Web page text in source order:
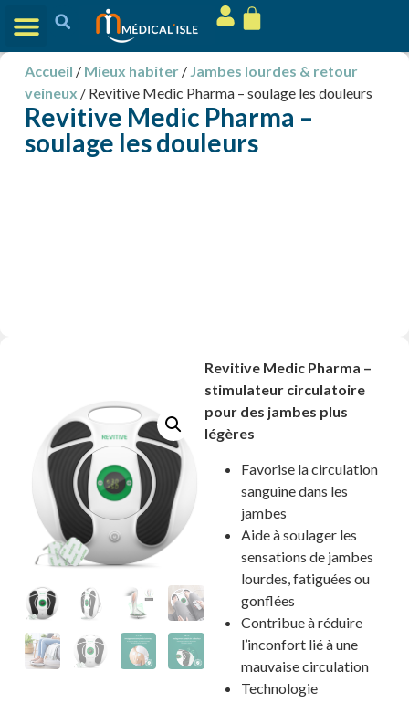
Accueil / Mieux habiter/ Jambes lourdes & retour
veineux / Revitive Medic Pharma – soulage les douleurs
Revitive Medic Pharma –
soulage les douleurs
Revitive Medic Pharma –
stimulateur circulatoire
pour des jambes plus
légères
Favorise la circulation
sanguine dans les
jambes
Aide à soulager les
sensations de jambes
lourdes, fatiguées ou
gonflées
Contribue à réduire
l’inconfort lié à une
mauvaise circulation
Technologie